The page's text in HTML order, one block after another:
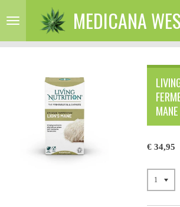
direct
de
MEDICANA
€ 34,95